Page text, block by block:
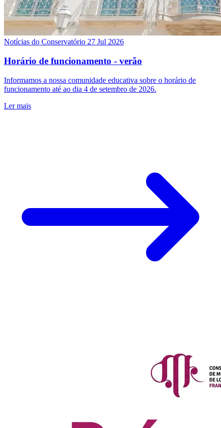
Notícias do Conservatório 27 Jul 2026
Horário de funcionamento - verão
Informamos a nossa comunidade educativa sobre o horário de
funcionamento até ao dia 4 de setembro de 2026.
Ler mais